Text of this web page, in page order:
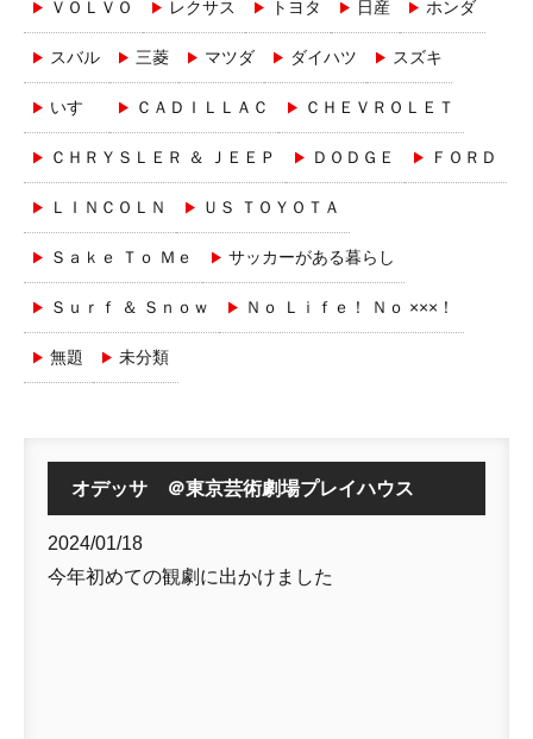
ＶＯＬＶＯ レクサス トヨタ 日産 ホンダ
スバル 三菱 マツダ ダイハツ スズキ
いすゞ ＣＡＤＩＬＬＡＣ ＣＨＥＶＲＯＬＥＴ
ＣＨＲＹＳＬＥＲ ＆ ＪＥＥＰ ＤＯＤＧＥ ＦＯＲＤ
ＬＩＮＣＯＬＮ ＵＳ ＴＯＹＯＴＡ
Ｓａｋｅ Ｔｏ Ｍｅ サッカーがある暮らし
Ｓｕｒｆ ＆ Ｓｎｏｗ Ｎｏ Ｌｉｆｅ！ Ｎｏ ×××！
無題 未分類
オデッサ ＠東京芸術劇場プレイハウス
2024/01/18
今年初めての観劇に出かけました